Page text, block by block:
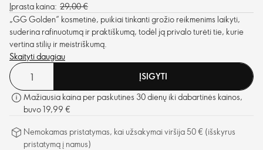
Įprasta kaina: 29,00 €
„GG Golden“ kosmetinė, puikiai tinkanti grožio reikmenims laikyti,
suderina rafinuotumą ir praktiškumą, todėl ją privalo turėti tie, kurie
vertina stilių ir meistriškumą.
Skaityti daugiau
ĮSIGYTI
Mažiausia kaina per paskutines 30 dienų iki dabartinės kainos,
buvo 19,99 €
Nemokamas pristatymas, kai užsakymai viršija 50 € (išskyrus
pristatymą į namus)